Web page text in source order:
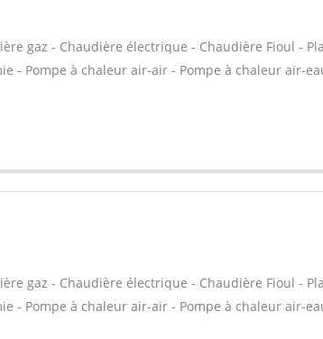
gaz - Chaudière électrique - Chaudière Fioul -
- Pompe à chaleur air-air - Pompe à chaleur air-
gaz - Chaudière électrique - Chaudière Fioul -
- Pompe à chaleur air-air - Pompe à chaleur air-